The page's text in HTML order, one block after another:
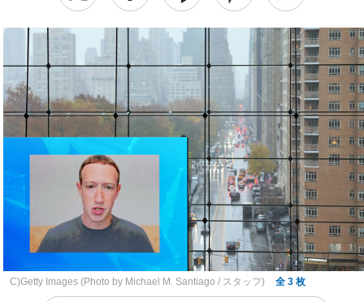
C)Getty Images (Photo by Michael M. Santiago / スタッフ) 全 3 枚